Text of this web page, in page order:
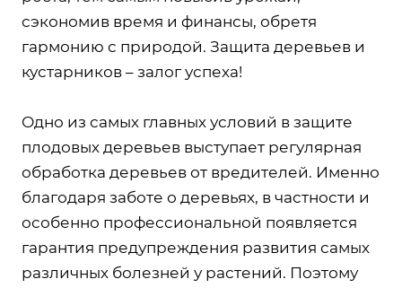
сэкономив время и финансы, обретя
гармонию с природой. Защита деревьев и
кустарников – залог успеха!
Одно из самых главных условий в защите
плодовых деревьев выступает регулярная
обработка деревьев от вредителей. Именно
благодаря заботе о деревьях, в частности и
особенно профессиональной появляется
гарантия предупреждения развития самых
различных болезней у растений. Поэтому